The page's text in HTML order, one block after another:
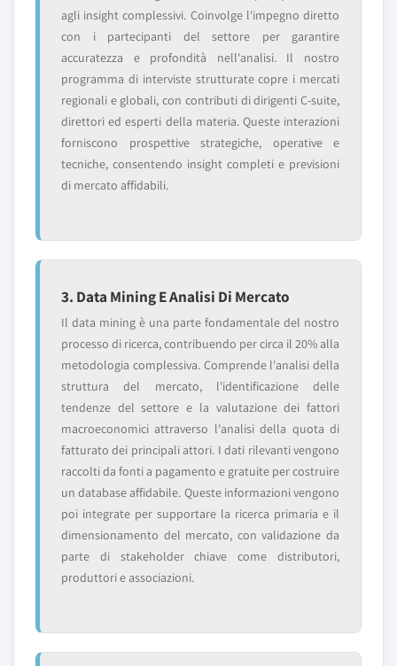
agli insight complessivi. Coinvolge l'impegno diretto
con i partecipanti del settore per garantire
accuratezza e profondità nell'analisi. Il nostro
programma di interviste strutturate copre i mercati
regionali e globali, con contributi di dirigenti C-suite,
direttori ed esperti della materia. Queste interazioni
forniscono prospettive strategiche, operative e
tecniche, consentendo insight completi e previsioni
di mercato affidabili.
3. Data Mining E Analisi Di Mercato
Il data mining è una parte fondamentale del nostro
processo di ricerca, contribuendo per circa il 20% alla
metodologia complessiva. Comprende l'analisi della
struttura del mercato, l'identificazione delle
tendenze del settore e la valutazione dei fattori
macroeconomici attraverso l'analisi della quota di
fatturato dei principali attori. I dati rilevanti vengono
raccolti da fonti a pagamento e gratuite per costruire
un database affidabile. Queste informazioni vengono
poi integrate per supportare la ricerca primaria e il
dimensionamento del mercato, con validazione da
parte di stakeholder chiave come distributori,
produttori e associazioni.